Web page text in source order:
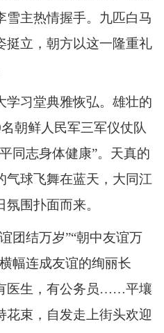
雪主热情握手。九匹白马
挺立，朝方以这一隆重礼
学习堂典雅恢弘。雄壮的
朝鲜人民军三军仪仗队
同志身体健康”。天真的
气球飞舞在蓝天，大同江
氛围扑面而来。
团结万岁”“朝中友谊万
幅连成友谊的绚丽长
医生，有公务员……平壤
花束，自发走上街头欢迎